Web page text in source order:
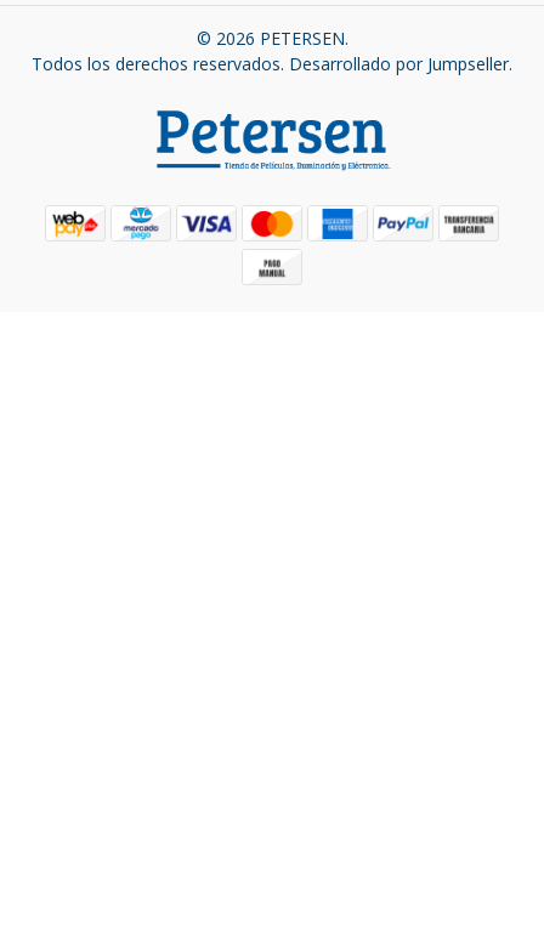
© 2026 PETERSEN.
Todos los derechos reservados. Desarrollado por Jumpseller.